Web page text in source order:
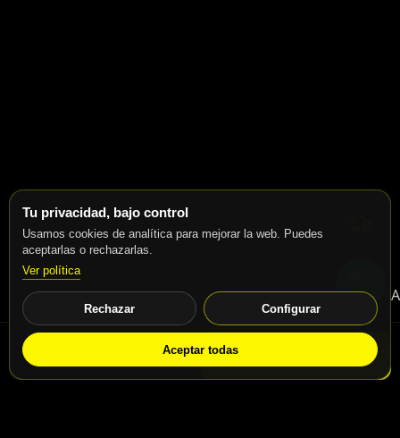
Tu privacidad, bajo control
Usamos cookies de analítica para mejorar la web. Puedes
aceptarlas o rechazarlas.
Ver política
Rechazar Configurar
Aceptar todas